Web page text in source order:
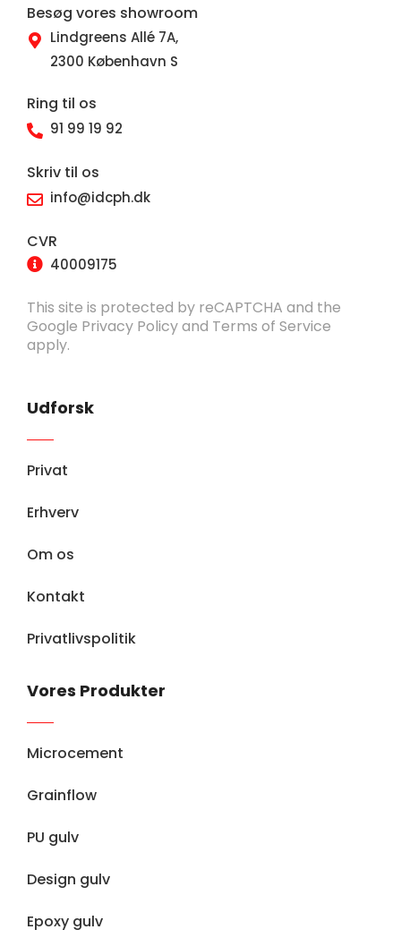
Besøg vores showroom
Lindgreens Allé 7A,
2300 København S
Ring til os
91 99 19 92
Skriv til os
info@idcph.dk
CVR
40009175
This site is protected by reCAPTCHA and the
Google Privacy Policyand Terms of Service
apply.
Udforsk
Privat
Erhverv
Om os
Kontakt
Privatlivspolitik
Vores Produkter
Microcement
Grainflow
PU gulv
Design gulv
Epoxy gulv